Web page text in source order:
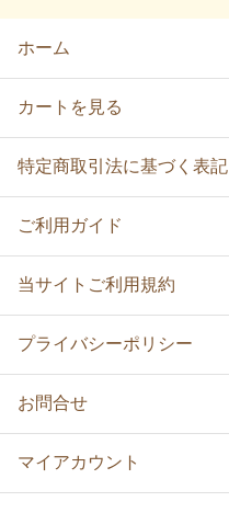
ホーム
カートを見る
特定商取引法に基づく表記
ご利用ガイド
当サイトご利用規約
プライバシーポリシー
お問合せ
マイアカウント